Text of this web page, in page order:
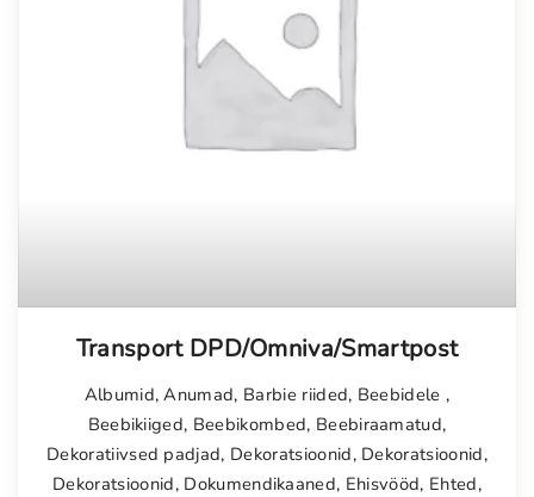
Transport DPD/Omniva/Smartpost
Albumid,Anumad, Barbie riided, Beebidele ,
Beebikiiged, Beebikombed, Beebiraamatud,
Dekoratiivsed padjad, Dekoratsioonid, Dekoratsioonid,
Dekoratsioonid, Dokumendikaaned, Ehisvööd, Ehted,